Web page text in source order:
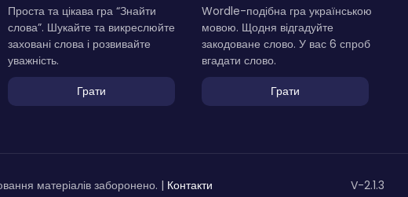
Проста та цікава гра “Знайти
слова”. Шукайте та викреслюйте
заховані слова і розвивайте
уважність.
Грати
Wordle-подібна гра українською
мовою. Щодня відгадуйте
закодоване слово. У вас 6 спроб
вгадати слово.
Грати
матеріалів заборонено. | Контакти V-2.1.3